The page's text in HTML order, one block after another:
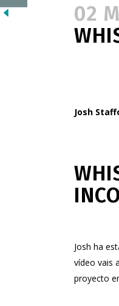
02
Josh
Josh ha
vídeo vais
proyecto